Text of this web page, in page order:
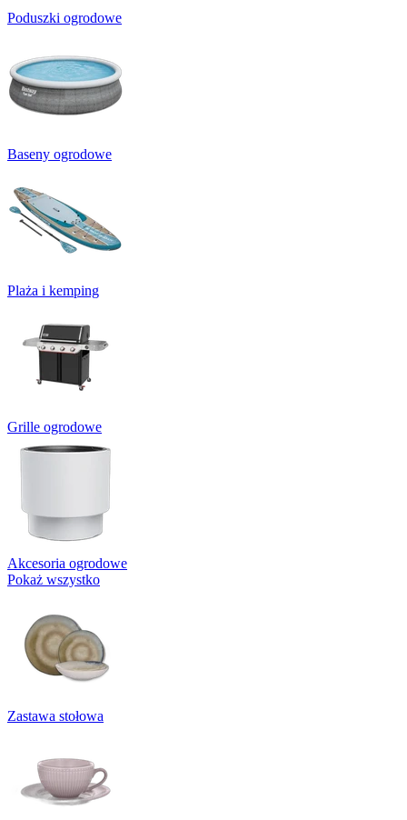
Poduszki ogrodowe
Baseny ogrodowe
Plaża i kemping
Grille ogrodowe
Akcesoria ogrodowe
Pokaż wszystko
Zastawa stołowa